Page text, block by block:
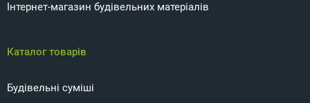
Інтернет-магазин будівельних матеріалів
Каталог товарів
Будівельні суміші